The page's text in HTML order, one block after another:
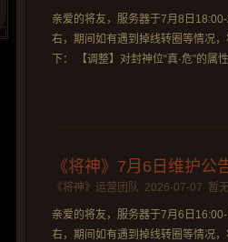
亲爱的将友，服务器于7月8日
右，期间如有遇到掉线转圈等情况
下： 【调整】对封神位“真·危”的属
《将神》7月6日维护公
《将神》运营团队 2026-07-07 暂
亲爱的将友，服务器于7月6日
右，期间如有遇到掉线转圈等情况